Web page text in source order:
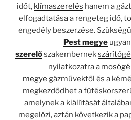
időt, klímaszerelés hanem a
elfogadtatása a rengeteg idő,
engedély beszerzése.
Pest megye
szerelőszakembernek
nyilatkozatra a
megye gázművektől és a
megkezdődhet a
amelynek a kiállítását
megelőzi, aztán következik a